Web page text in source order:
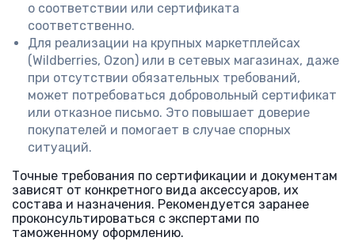
о соответствии или сертификата
соответственно.
Для реализации на крупных маркетплейсах
(Wildberries, Ozon) или в сетевых магазинах, даже
при отсутствии обязательных требований,
может потребоваться добровольный сертификат
или отказное письмо. Это повышает доверие
покупателей и помогает в случае спорных
ситуаций.
Точные требования по сертификации и документам
зависят от конкретного вида аксессуаров, их
состава и назначения. Рекомендуется заранее
проконсультироваться с экспертами по
таможенному оформлению.